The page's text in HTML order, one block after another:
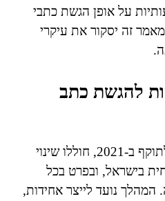
על אופן הגשת כתבי
זה יסקור את עיקרי
להגשת כתב
התקנות החדשות, שנכנסו לתוקף ב-2021, חוללו שינוי
בישראל, ובפרט בכל
נועד לייצר אחידות,